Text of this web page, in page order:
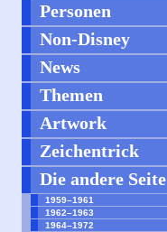
Personen
Non-Disney
News
Themen
Artwork
Zeichentrick
Die andere Seite
1959–1961
1962–1963
1964–1972